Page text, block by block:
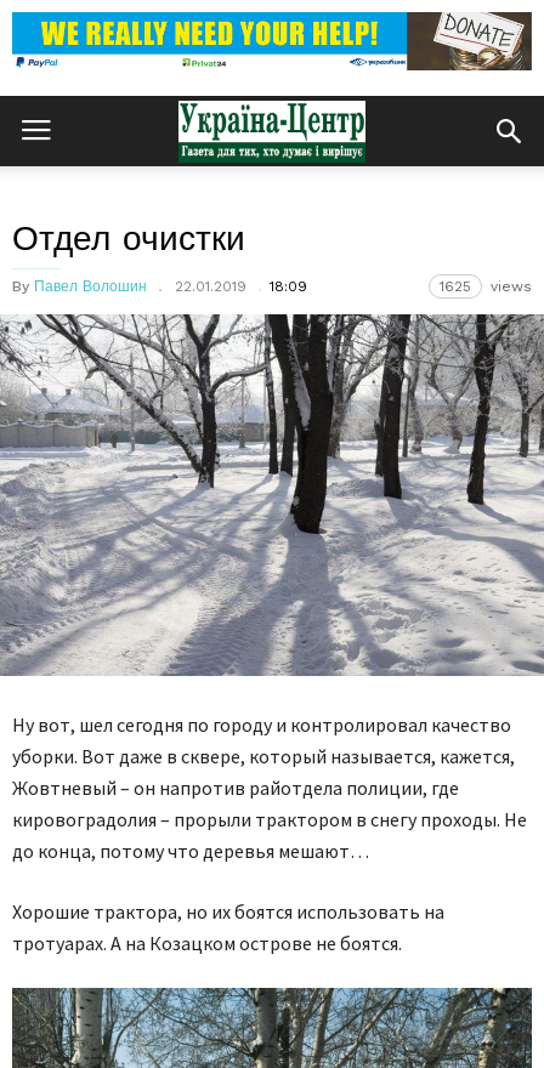
Отдел очистки
By Павел Волошин 22.01.2019 18:09 1625 views
Ну вот, шел сегодня по городу и контролировал качество
уборки. Вот даже в сквере, который называется, кажется,
Жовтневый – он напротив райотдела полиции, где
кировоградолия – прорыли трактором в снегу проходы. Не
до конца, потому что деревья мешают…
Хорошие трактора, но их боятся использовать на
тротуарах. А на Козацком острове не боятся.